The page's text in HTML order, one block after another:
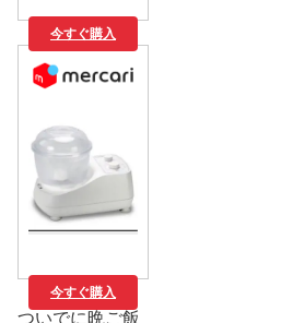
今すぐ購入
今すぐ購入
ついでに晩ご飯